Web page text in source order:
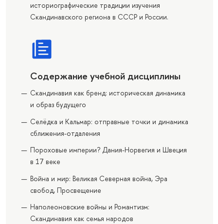
историографические традиции изучения
Скандинавского региона в СССР и России.
Содержание учебной дисциплины
Скандинавия как бренд: историческая динамика
и образ будущего
Селёдка и Кальмар: отправные точки и динамика
сближения-отдаления
Пороховые империи? Дания-Норвегия и Швеция
в 17 веке
Война и мир: Великая Северная война, Эра
свобод, Просвещение
Наполеоновские войны и Романтизм:
Скандинавия как семья народов